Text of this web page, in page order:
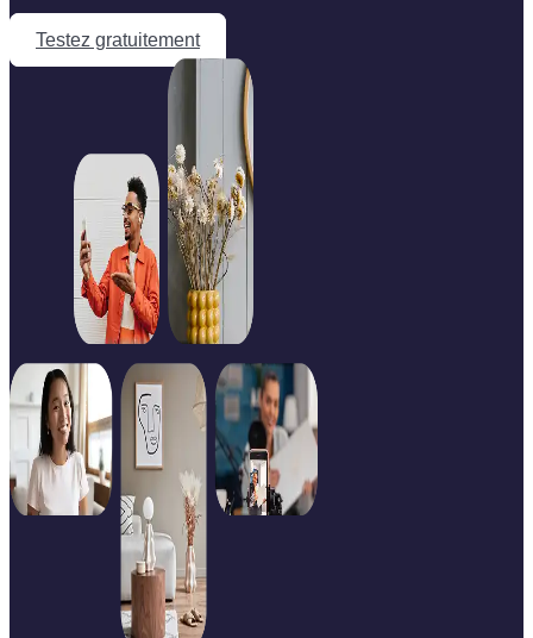
Testez gratuitement